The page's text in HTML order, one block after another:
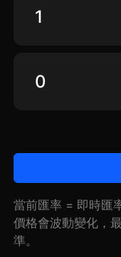
當前匯率 = 即時匯
價格會波動變化，
準。